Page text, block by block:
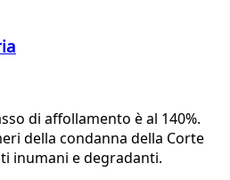
di affollamento è al 140%.
della condanna della Corte
inumani e degradanti.